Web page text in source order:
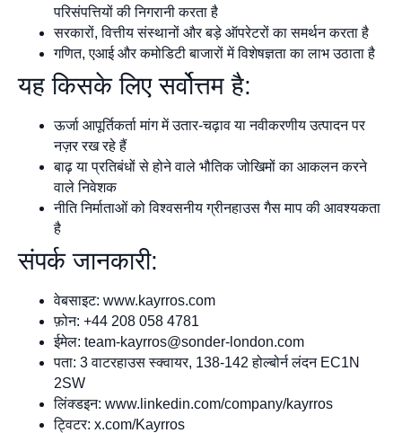
परिसंपत्तियों की निगरानी करता है
सरकारों, वित्तीय संस्थानों और बड़े ऑपरेटरों का समर्थन करता है
गणित, एआई और कमोडिटी बाजारों में विशेषज्ञता का लाभ उठाता है
यह किसके लिए सर्वोत्तम है:
ऊर्जा आपूर्तिकर्ता मांग में उतार-चढ़ाव या नवीकरणीय उत्पादन पर
नज़र रख रहे हैं
बाढ़ या प्रतिबंधों से होने वाले भौतिक जोखिमों का आकलन करने
वाले निवेशक
नीति निर्माताओं को विश्वसनीय ग्रीनहाउस गैस माप की आवश्यकता
है
संपर्क जानकारी:
वेबसाइट: www.kayrros.com
फ़ोन: +44 208 058 4781
ईमेल: team-kayrros@sonder-london.com
पता: 3 वाटरहाउस स्क्वायर, 138-142 होल्बोर्न लंदन EC1N
2SW
लिंक्डइन: www.linkedin.com/company/kayrros
ट्विटर: x.com/Kayrros